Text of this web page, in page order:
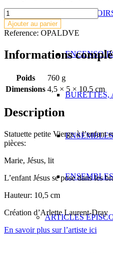
BURETTES,
ARTICLES
quantité
de
Petite
à
l'enfant
étain
Arlette
Laurent
Ajouter au panier
Reference: OPALDVE
Informations
Poids
760 g
Dimensions 4,5 × 5 × 10,5 cm
Description
Statuette petite Vierge à l’enfant
pièces:
Marie, Jésus, lit
L’enfant Jésus se pose dans les
Hauteur: 10,5 cm
Création d’Arlette Laurent-Dray
En savoir plus sur l’artiste ici